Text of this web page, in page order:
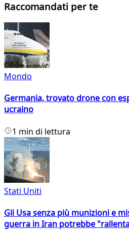
Raccomandati per te
Mondo
Germania, trovato drone con
ucraino
1 min di lettura
Stati Uniti
Gli Usa senza più munizioni e
guerra in Iran potrebbe